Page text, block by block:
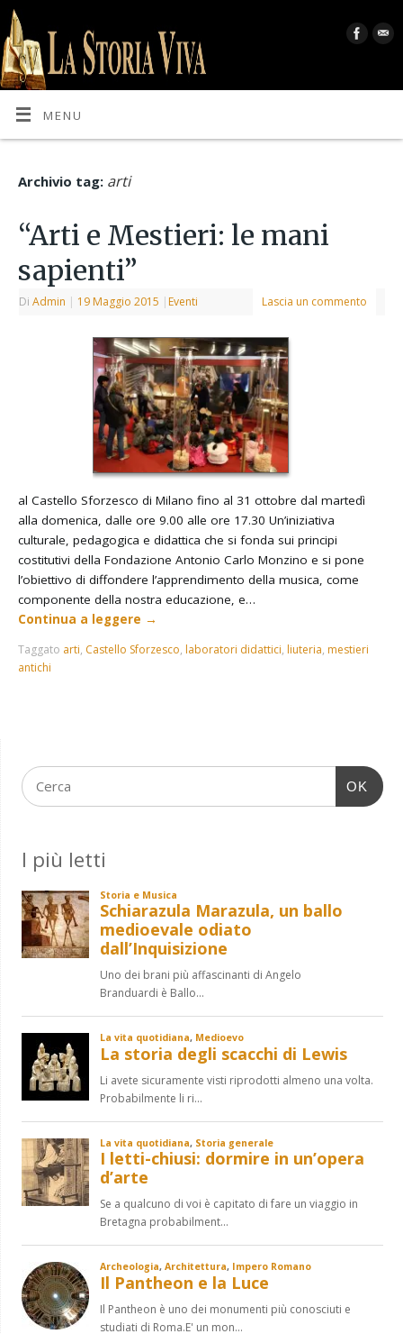
MENU
Archivio tag: arti
“Arti e Mestieri: le mani
sapienti”
DiAdmin | 19 Maggio 2015 | Eventi Lascia un commento
al Castello Sforzesco di Milano fino al 31 ottobre dal martedì
alla domenica, dalle ore 9.00 alle ore 17.30 Un’iniziativa
culturale, pedagogica e didattica che si fonda sui principi
costitutivi della Fondazione Antonio Carlo Monzino e si pone
l’obiettivo di diffondere l’apprendimento della musica, come
componente della nostra educazione, e…
Continua a leggere →
Taggato arti, Castello Sforzesco, laboratori didattici, liuteria, mestieri
antichi
OK
I più letti